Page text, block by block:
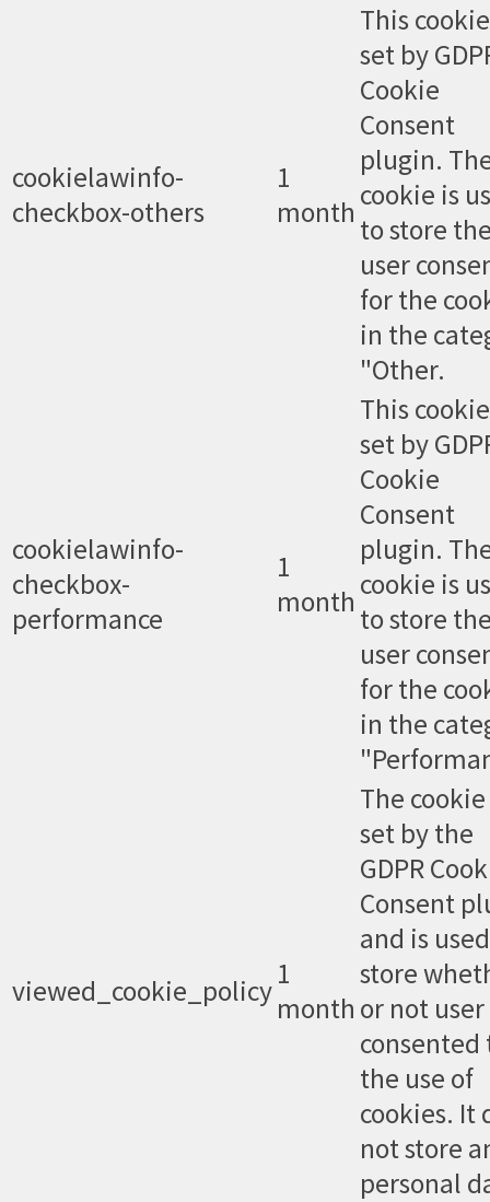
cookielawinfo-
checkbox-others
1
month
This
set by
Cookie
Consent
plugin.
cookie is
to store
user
for the
in the
"Other.
cookielawinfo-
checkbox-
performance
1
month
This
set by
Cookie
Consent
plugin.
cookie is
to store
user
for the
in the
viewed_cookie_policy1
month
The
set by the
GDPR
Consent
and is
store
or not user
consented
the use of
cookies. It
not store
personal